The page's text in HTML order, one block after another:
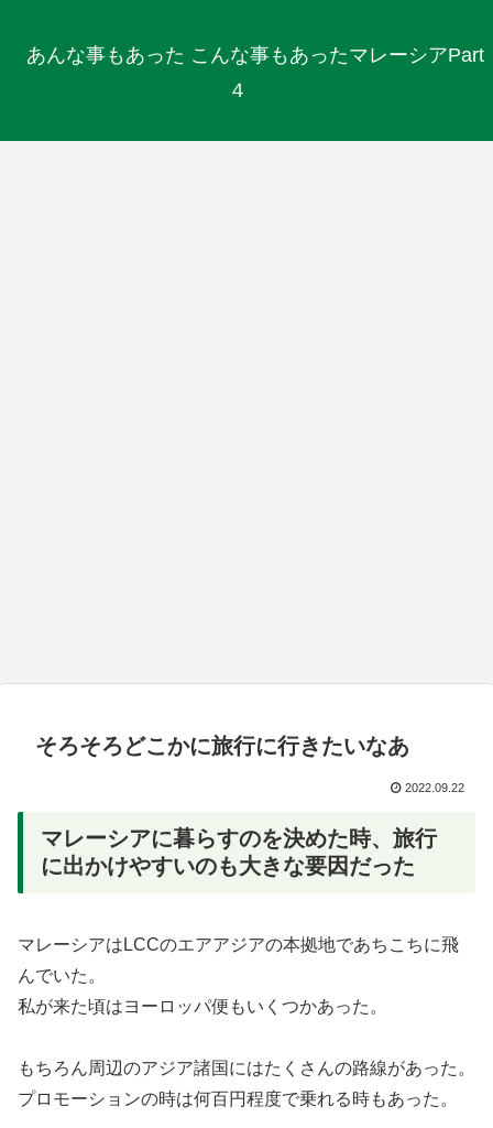
あんな事もあった こんな事もあったマレーシアPart
４
そろそろどこかに旅行に行きたいなあ
2022.09.22
マレーシアに暮らすのを決めた時、旅行
に出かけやすいのも大きな要因だった
マレーシアはLCCのエアアジアの本拠地であちこちに飛
んでいた。
私が来た頃はヨーロッパ便もいくつかあった。
もちろん周辺のアジア諸国にはたくさんの路線があった。
プロモーションの時は何百円程度で乗れる時もあった。